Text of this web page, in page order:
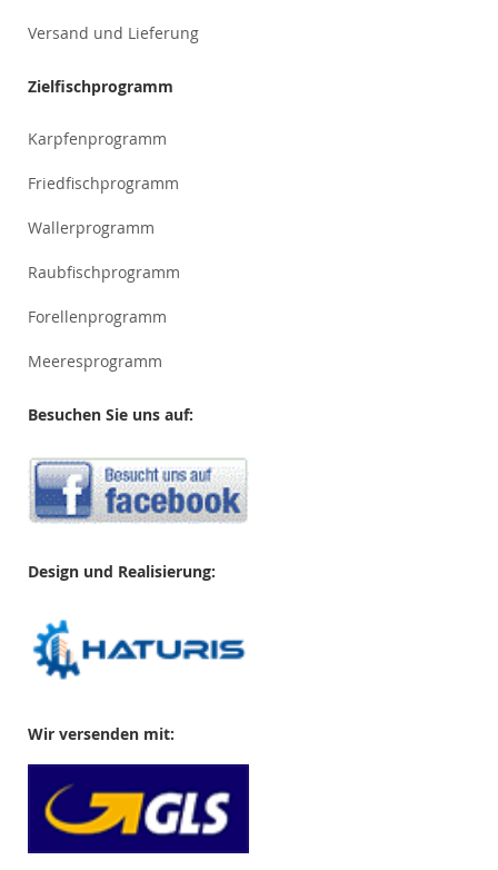
Versand und Lieferung
Zielfischprogramm
Karpfenprogramm
Friedfischprogramm
Wallerprogramm
Raubfischprogramm
Forellenprogramm
Meeresprogramm
Besuchen Sie uns auf:
Design und Realisierung:
Wir versenden mit: